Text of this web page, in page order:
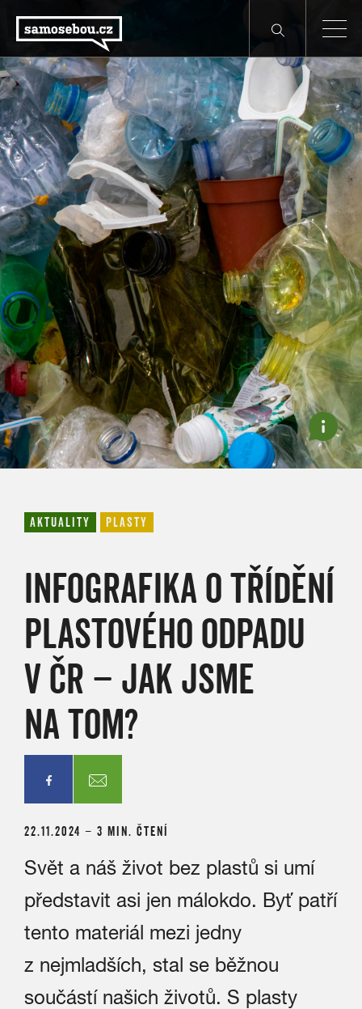
AKTUALITY PLASTY
INFOGRAFIKA O TŘÍDĚNÍ
PLASTOVÉHO ODPADU
V ČR – JAK JSME
NA TOM?
22.11.2024 – 3 MIN. ČTENÍ
Svět a náš život bez plastů si umí
představit asi jen málokdo. Byť patří
tento materiál mezi jedny
z nejmladších, stal se běžnou
součástí našich životů. S plasty